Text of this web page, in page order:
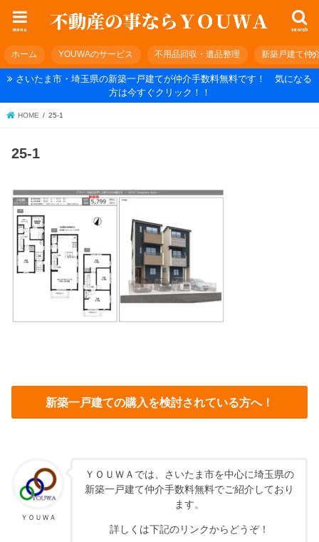
search
menu
ホーム YOUWAのサービス 不用品回収・遺品整理 新築戸建て仲
さいたま市・埼玉県の新築一戸建てが仲介手数料無料です！ 気になる
方は今すぐクリック！！
HOME 25-1
25-1
新築一戸建ての購入を検討されている方へ！
ＹＯＵＷＡ
ＹＯＵＷＡでは、さいたま市を中心に埼玉県の
新築一戸建て仲介手数料無料でご紹介しており
ます。
詳しくは下記のリンクからどうぞ！